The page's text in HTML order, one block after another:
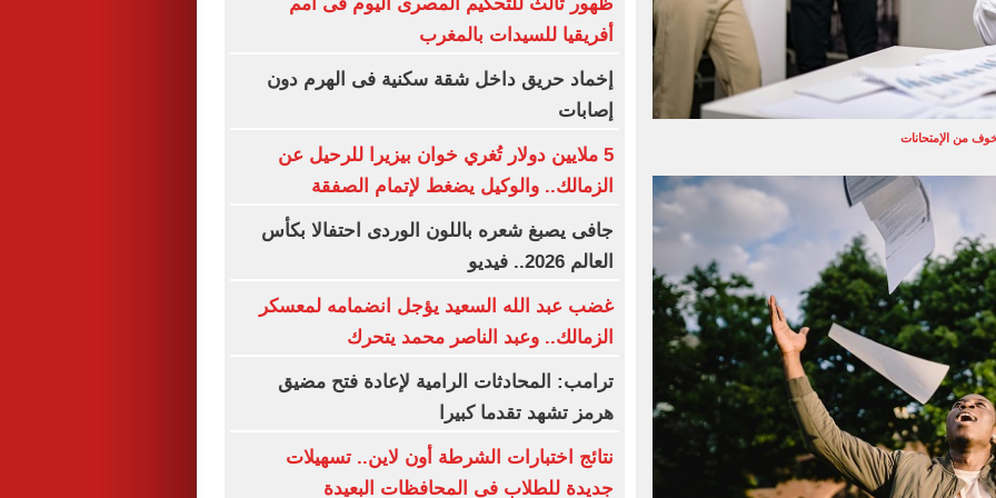
من الإمتحانات
أفريقيا للسيدات بالمغرب
إخماد حريق داخل شقة سكنية فى الهرم دون
إصابات
5 ملايين دولار تُغري خوان بيزيرا للرحيل عن
الزمالك.. والوكيل يضغط لإتمام الصفقة
جافى يصبغ شعره باللون الوردى احتفالا بكأس
العالم 2026.. فيديو
غضب عبد الله السعيد يؤجل انضمامه لمعسكر
الزمالك.. وعبد الناصر محمد يتحرك
ترامب: المحادثات الرامية لإعادة فتح مضيق
هرمز تشهد تقدما كبيرا
نتائج اختبارات الشرطة أون لاين.. تسهيلات
جديدة للطلاب فى المحافظات البعيدة